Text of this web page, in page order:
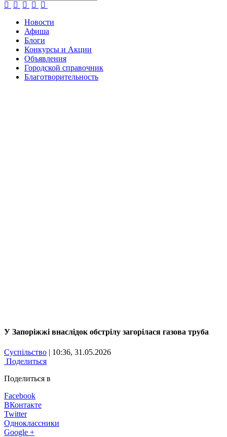
Новости
Афиша
Блоги
Конкурсы и Акции
Объявления
Городской справочник
Благотворительность
У Запоріжжі внаслідок обстрілу загорілася газова труба
Суспільство | 10:36, 31.05.2026
Поделиться
Поделиться в
Facebook
ВКонтакте
Twitter
Одноклассники
Google +